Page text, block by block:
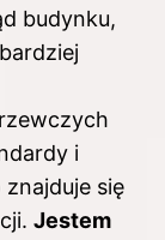
budynku,
i
się
Jestem